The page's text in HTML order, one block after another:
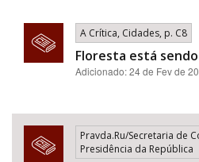
A Crítica, Cidades, p. C8
Floresta está
Adicionado: 24 de Fev de
Pravda.Ru/Secretaria de
Presidência da República